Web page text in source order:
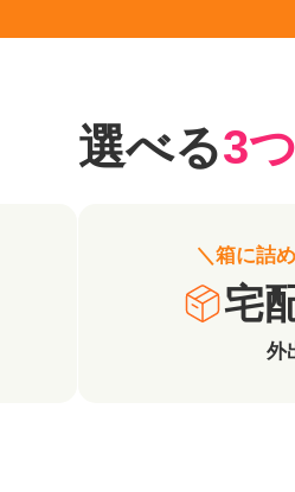
選べる3
＼箱に詰
宅
外